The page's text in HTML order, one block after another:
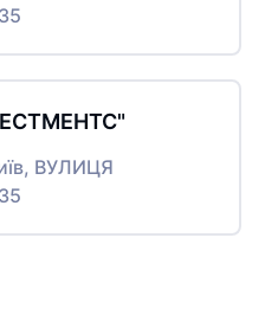
ВУЛИЦЯ